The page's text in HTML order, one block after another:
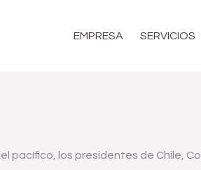
EMPRESA SERVICIOS
pacífico, los presidentes de Chile,